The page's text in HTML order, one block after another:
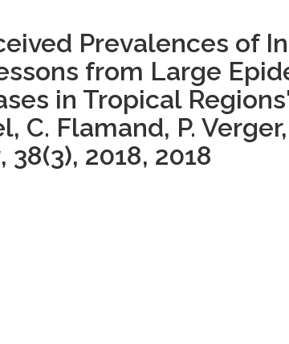
Prevalences of
from Large
in Tropical
C. Flamand, P. Verger,
, 38(3), 2018, 2018